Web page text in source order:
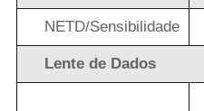
NETD/Sensibilidade
Lente de Dados